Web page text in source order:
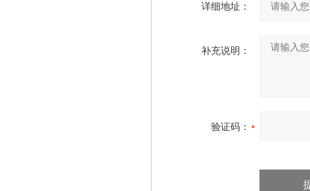
详细地址：
补充说明：
验证码：